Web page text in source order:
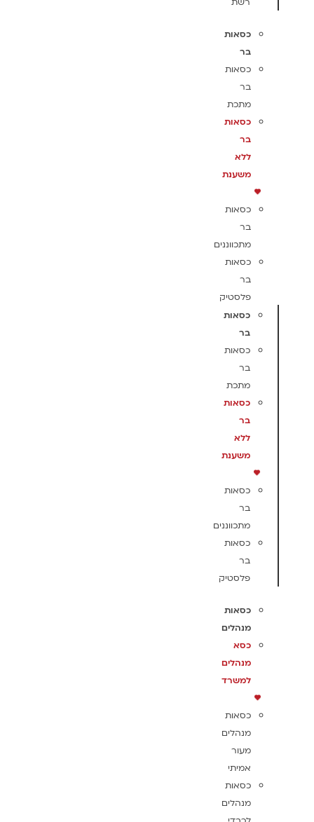
כסאות
בר
כסאות
בר
מתכת
כסאות
בר
ללא
משענת
כסאות
בר
מתכווננים
כסאות
בר
פלסטיק
כסאות
בר
כסאות
בר
מתכת
כסאות
בר
ללא
משענת
כסאות
בר
מתכווננים
כסאות
בר
פלסטיק
כסאות
מנהלים
כסא
מנהלים
למשרד
כסאות
מנהלים
מעור
אמיתי
כסאות
מנהלים